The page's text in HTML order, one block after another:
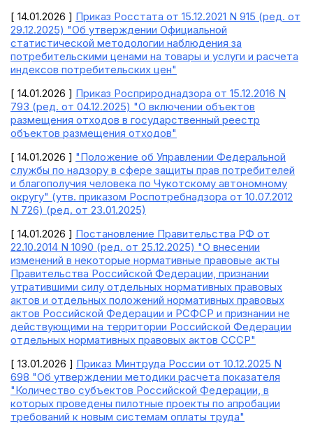
[ 14.01.2026 ] Приказ Росстата от 15.12.2021 N 915 (ред. от
29.12.2025) "Об утверждении Официальной
статистической методологии наблюдения за
потребительскими ценами на товары и услуги и расчета
индексов потребительских цен"
[ 14.01.2026 ] Приказ Росприроднадзора от 15.12.2016 N
793 (ред. от 04.12.2025) "О включении объектов
размещения отходов в государственный реестр
объектов размещения отходов"
[ 14.01.2026 ] "Положение об Управлении Федеральной
службы по надзору в сфере защиты прав потребителей
и благополучия человека по Чукотскому автономному
округу" (утв. приказом Роспотребнадзора от 10.07.2012
N 726) (ред. от 23.01.2025)
[ 14.01.2026 ] Постановление Правительства РФ от
22.10.2014 N 1090 (ред. от 25.12.2025) "О внесении
изменений в некоторые нормативные правовые акты
Правительства Российской Федерации, признании
утратившими силу отдельных нормативных правовых
актов и отдельных положений нормативных правовых
актов Российской Федерации и РСФСР и признании не
действующими на территории Российской Федерации
отдельных нормативных правовых актов СССР"
[ 13.01.2026 ] Приказ Минтруда России от 10.12.2025 N
698 "Об утверждении методики расчета показателя
"Количество субъектов Российской Федерации, в
которых проведены пилотные проекты по апробации
требований к новым системам оплаты труда"